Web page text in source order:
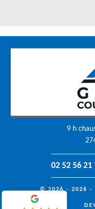
9 h
02 52 56 21
© 2026 - 2026 -